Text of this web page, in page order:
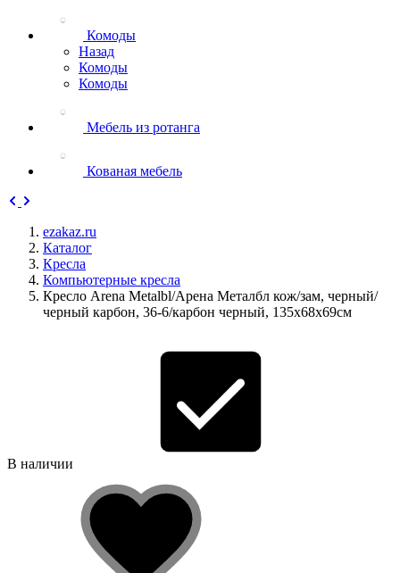
Комоды
Назад
Комоды
Комоды
Мебель из ротанга
Кованая мебель
ezakaz.ru
Каталог
Кресла
Компьютерные кресла
Кресло Arena Metalbl/Арена Металбл кож/зам, черный/
черный карбон, 36-6/карбон черный, 135х68х69см
В наличии